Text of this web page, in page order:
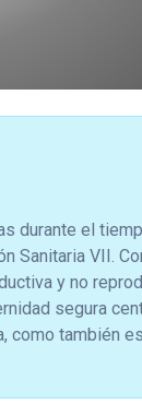
durante el
VII.
y no
segura
también